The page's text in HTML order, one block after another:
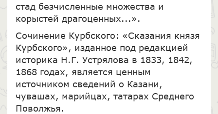
стад безчисленные множества и
корыстей драгоценных...».
Сочинение Курбского: «Сказания князя
Курбского», изданное под редакцией
историка Н.Г. Устрялова в 1833, 1842,
1868 годах, является ценным
источником сведений о Казани,
чувашах, марийцах, татарах Среднего
Поволжья.